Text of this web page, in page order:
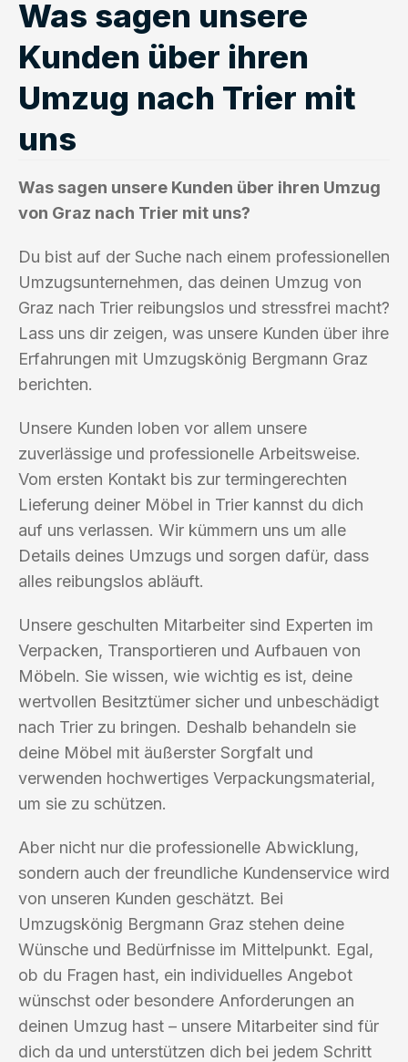
Was sagen unsere
Kunden über ihren
Umzug nach Trier mit
uns
Was sagen unsere Kunden über ihren Umzug
von Graz nach Trier mit uns?
Du bist auf der Suche nach einem professionellen
Umzugsunternehmen, das deinen Umzug von
Graz nach Trier reibungslos und stressfrei macht?
Lass uns dir zeigen, was unsere Kunden über ihre
Erfahrungen mit Umzugskönig Bergmann Graz
berichten.
Unsere Kunden loben vor allem unsere
zuverlässige und professionelle Arbeitsweise.
Vom ersten Kontakt bis zur termingerechten
Lieferung deiner Möbel in Trier kannst du dich
auf uns verlassen. Wir kümmern uns um alle
Details deines Umzugs und sorgen dafür, dass
alles reibungslos abläuft.
Unsere geschulten Mitarbeiter sind Experten im
Verpacken, Transportieren und Aufbauen von
Möbeln. Sie wissen, wie wichtig es ist, deine
wertvollen Besitztümer sicher und unbeschädigt
nach Trier zu bringen. Deshalb behandeln sie
deine Möbel mit äußerster Sorgfalt und
verwenden hochwertiges Verpackungsmaterial,
um sie zu schützen.
Aber nicht nur die professionelle Abwicklung,
sondern auch der freundliche Kundenservice wird
von unseren Kunden geschätzt. Bei
Umzugskönig Bergmann Graz stehen deine
Wünsche und Bedürfnisse im Mittelpunkt. Egal,
ob du Fragen hast, ein individuelles Angebot
wünschst oder besondere Anforderungen an
deinen Umzug hast – unsere Mitarbeiter sind für
dich da und unterstützen dich bei jedem Schritt